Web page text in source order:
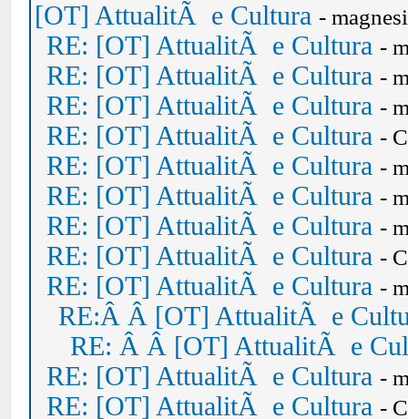
[OT] AttualitÃ e Cultura -
RE: [OT] AttualitÃ e Cultura -
RE: [OT] AttualitÃ e Cultura -
RE: [OT] AttualitÃ e Cultura -
RE: [OT] AttualitÃ e Cultura -
RE: [OT] AttualitÃ e Cultura -
RE: [OT] AttualitÃ e Cultura -
RE: [OT] AttualitÃ e Cultura -
RE: [OT] AttualitÃ e Cultura -
RE: [OT] AttualitÃ e Cultura -
RE:Â Â [OT] AttualitÃ e
RE: Â Â [OT] AttualitÃ e
RE: [OT] AttualitÃ e Cultura -
RE: [OT] AttualitÃ e Cultura -